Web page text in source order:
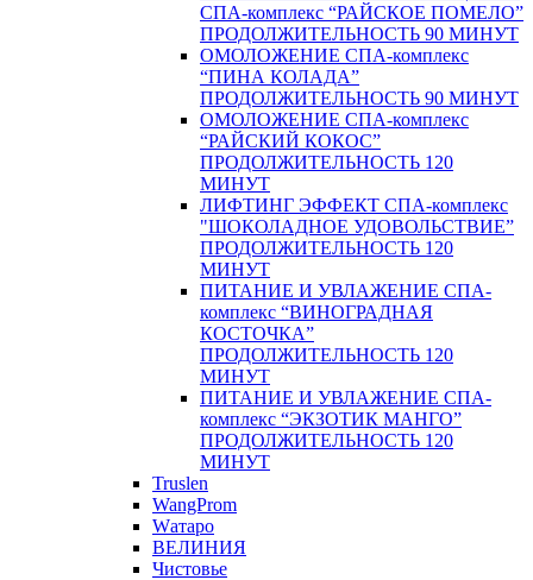
СПА-комплекс “РАЙСКОЕ ПОМЕЛО”
ПРОДОЛЖИТЕЛЬНОСТЬ 90 МИНУТ
ОМОЛОЖЕНИЕ СПА-комплекс
“ПИНА КОЛАДА”
ПРОДОЛЖИТЕЛЬНОСТЬ 90 МИНУТ
ОМОЛОЖЕНИЕ СПА-комплекс
“РАЙСКИЙ КОКОС”
ПРОДОЛЖИТЕЛЬНОСТЬ 120
МИНУТ
ЛИФТИНГ ЭФФЕКТ СПА-комплекс
"ШОКОЛАДНОЕ УДОВОЛЬСТВИЕ”
ПРОДОЛЖИТЕЛЬНОСТЬ 120
МИНУТ
ПИТАНИЕ И УВЛАЖЕНИЕ СПА-
комплекс “ВИНОГРАДНАЯ
КОСТОЧКА”
ПРОДОЛЖИТЕЛЬНОСТЬ 120
МИНУТ
ПИТАНИЕ И УВЛАЖЕНИЕ СПА-
комплекс “ЭКЗОТИК МАНГО”
ПРОДОЛЖИТЕЛЬНОСТЬ 120
МИНУТ
Truslen
WangProm
Wатаро
ВЕЛИНИЯ
Чистовье